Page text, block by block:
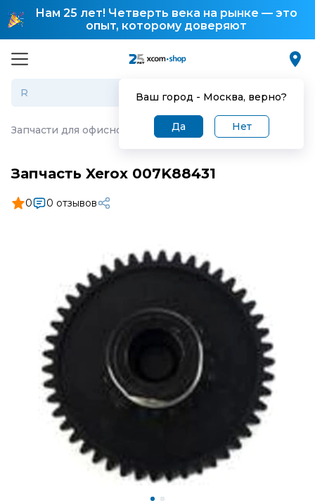
Нам 25 лет! Четверть века на рынке — это
опыт, которому доверяют
Ваш город - Москва, верно?
Да Нет
Запчасти для офисной техники · Запчасть Xerox
Запчасть Xerox 007K88431
0 0 отзывов